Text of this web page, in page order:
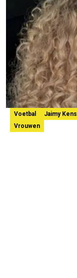
Voetbal Jaimy
Vrouwen